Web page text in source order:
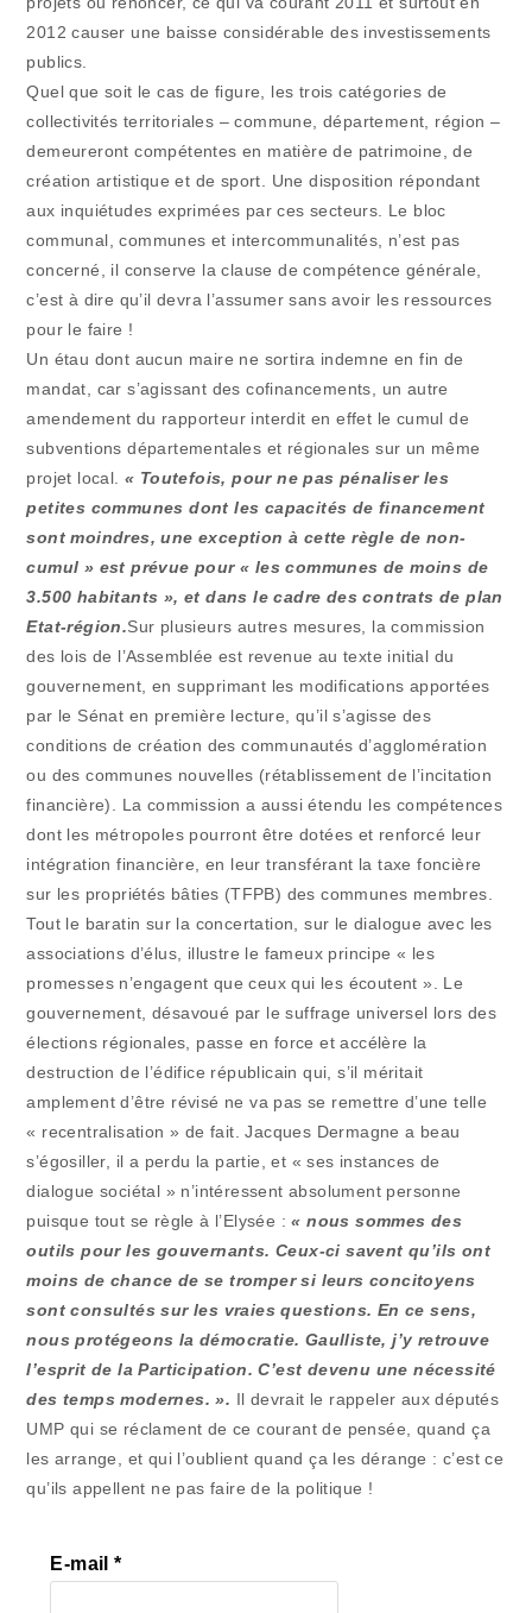
2012 causer une baisse considérable des investissements
publics.
Quel que soit le cas de figure, les trois catégories de
collectivités territoriales – commune, département, région –
demeureront compétentes en matière de patrimoine, de
création artistique et de sport. Une disposition répondant
aux inquiétudes exprimées par ces secteurs. Le bloc
communal, communes et intercommunalités, n’est pas
concerné, il conserve la clause de compétence générale,
c’est à dire qu’il devra l’assumer sans avoir les ressources
pour le faire !
Un étau dont aucun maire ne sortira indemne en fin de
mandat, car s’agissant des cofinancements, un autre
amendement du rapporteur interdit en effet le cumul de
subventions départementales et régionales sur un même
projet local.« Toutefois, pour ne pas pénaliser les
petites communes dont les capacités de financement
sont moindres, une exception à cette règle de non-
cumul » est prévue pour « les communes de moins de
3.500 habitants », et dans le cadre des contrats de plan
Etat-région.Sur plusieurs autres mesures, la commission
des lois de l’Assemblée est revenue au texte initial du
gouvernement, en supprimant les modifications apportées
par le Sénat en première lecture, qu’il s’agisse des
conditions de création des communautés d’agglomération
ou des communes nouvelles (rétablissement de l’incitation
financière). La commission a aussi étendu les compétences
dont les métropoles pourront être dotées et renforcé leur
intégration financière, en leur transférant la taxe foncière
sur les propriétés bâties (TFPB) des communes membres.
Tout le baratin sur la concertation, sur le dialogue avec les
associations d’élus, illustre le fameux principe « les
promesses n’engagent que ceux qui les écoutent ». Le
gouvernement, désavoué par le suffrage universel lors des
élections régionales, passe en force et accélère la
destruction de l’édifice républicain qui, s’il méritait
amplement d’être révisé ne va pas se remettre d’une telle
« recentralisation » de fait. Jacques Dermagne a beau
s’égosiller, il a perdu la partie, et « ses instances de
dialogue sociétal » n’intéressent absolument personne
puisque tout se règle à l’Elysée :« nous sommes des
outils pour les gouvernants. Ceux-ci savent qu’ils ont
moins de chance de se tromper si leurs concitoyens
sont consultés sur les vraies questions. En ce sens,
nous protégeons la démocratie. Gaulliste, j’y retrouve
l’esprit de la Participation. C’est devenu une nécessité
des temps modernes. ». Il devrait le rappeler aux députés
UMP qui se réclament de ce courant de pensée, quand ça
les arrange, et qui l’oublient quand ça les dérange : c’est ce
qu’ils appellent ne pas faire de la politique !
E-mail*